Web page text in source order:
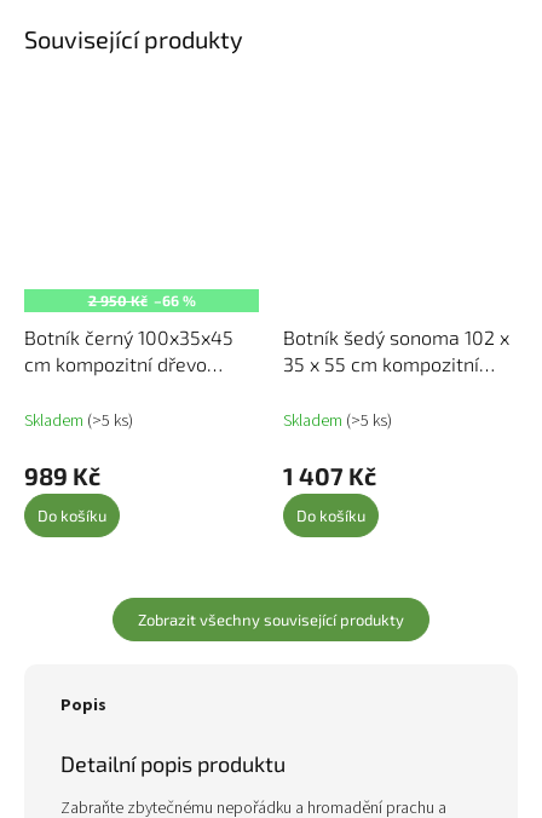
Související produkty
2 950 Kč –66 %
Botník černý 100x35x45
cm kompozitní dřevo
Skladem (>5 ks)
989 Kč
Do košíku
Botník šedý sonoma 102 x
35 x 55 cm kompozitní
Skladem (>5 ks)
1 407 Kč
Do košíku
Zobrazit všechny související produkty
Popis
Detailní popis produktu
Zabraňte zbytečnému nepořádku a hromadění prachu a